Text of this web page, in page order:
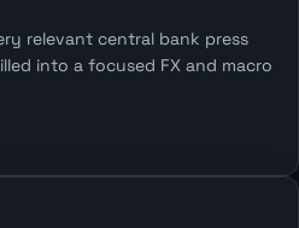
relevant central bank press
into a focused FX and macro